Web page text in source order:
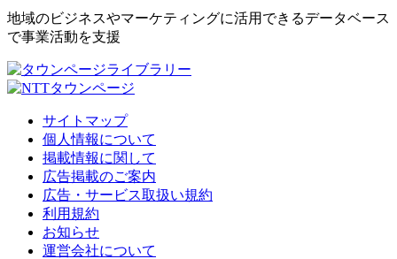
地域のビジネスやマーケティングに活用できるデータベース
で事業活動を支援
サイトマップ
個人情報について
掲載情報に関して
広告掲載のご案内
広告・サービス取扱い規約
利用規約
お知らせ
運営会社について